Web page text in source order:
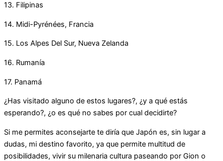
13. Filipinas
14. Midi-Pyrénées, Francia
15. Los Alpes Del Sur, Nueva Zelanda
16. Rumanía
17. Panamá
¿Has visitado alguno de estos lugares?, ¿y a qué estás
esperando?, ¿o es qué no sabes por cual decidirte?
Si me permites aconsejarte te diría que Japón es, sin lugar a
dudas, mi destino favorito, ya que permite multitud de
posibilidades, vivir su milenaria cultura paseando por Gion o